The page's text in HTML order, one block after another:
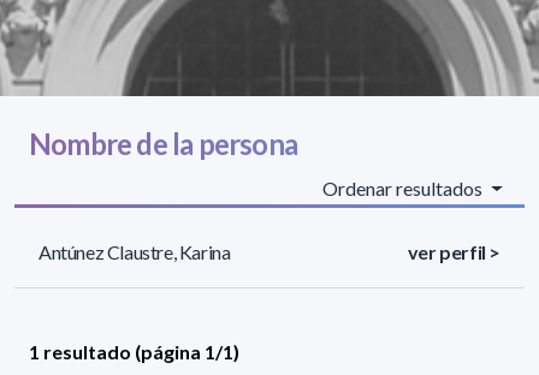
Nombre de la persona
Ordenar resultados
Antúnez Claustre, Karina ver perfil >
1 resultado (página 1/1)